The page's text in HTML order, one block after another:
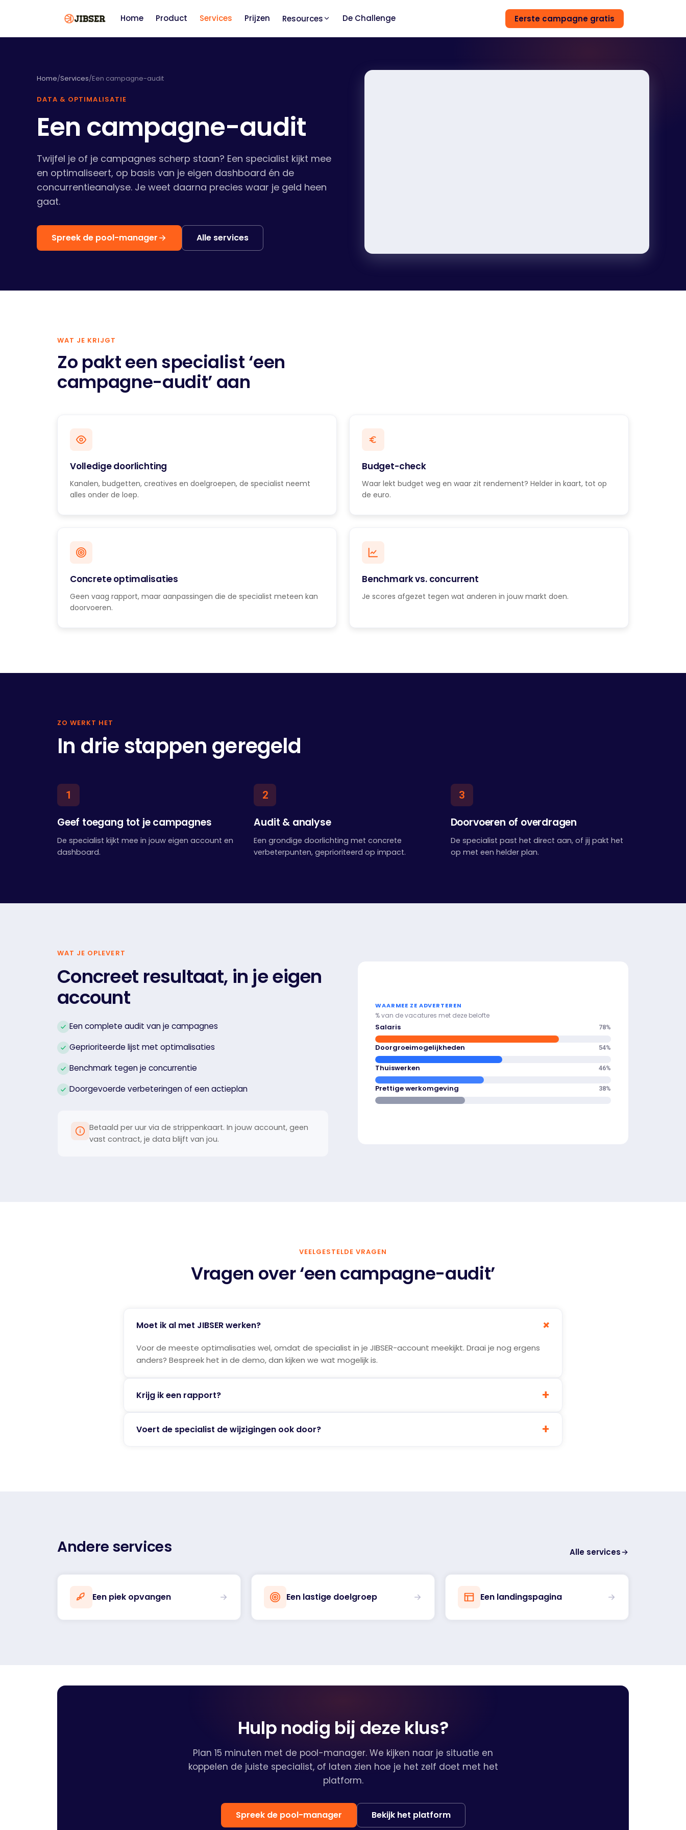
Home Product Services Prijzen Resources De Challenge Eerste campagne gratis
Home/Services/Een campagne-audit
DATA & OPTIMALISATIE
Een campagne-audit
Twijfel je of je campagnes scherp staan? Een specialist kijkt mee
en optimaliseert, op basis van je eigen dashboard én de
concurrentieanalyse. Je weet daarna precies waar je geld heen
gaat.
Spreek de pool-manager Alle services
WAT JE KRIJGT
Zo pakt een specialist ‘een
campagne-audit’ aan
Volledige doorlichting
Kanalen, budgetten, creatives en doelgroepen, de specialist neemt
alles onder de loep.
Budget-check
Waar lekt budget weg en waar zit rendement? Helder in kaart, tot op
de euro.
Concrete optimalisaties
Geen vaag rapport, maar aanpassingen die de specialist meteen kan
doorvoeren.
Benchmark vs. concurrent
Je scores afgezet tegen wat anderen in jouw markt doen.
ZO WERKT HET
In drie stappen geregeld
1
Geef toegang tot je campagnes
De specialist kijkt mee in jouw eigen account en
dashboard.
2
Audit & analyse
Een grondige doorlichting met concrete
verbeterpunten, geprioriteerd op impact.
3
Doorvoeren of overdragen
De specialist past het direct aan, of jij pakt het
op met een helder plan.
WAT JE OPLEVERT
Concreet resultaat, in je eigen
account
Een complete audit van je campagnes
Geprioriteerde lijst met optimalisaties
Benchmark tegen je concurrentie
Doorgevoerde verbeteringen of een actieplan
Betaald per uur via de strippenkaart. In jouw account, geen
vast contract, je data blijft van jou.
WAARMEE ZE ADVERTEREN
% van de vacatures met deze belofte
Salaris 78%
Doorgroeimogelijkheden 54%
Thuiswerken 46%
Prettige werkomgeving 38%
VEELGESTELDE VRAGEN
Vragen over ‘een campagne-audit’
Moet ik al met JIBSER werken? +
Voor de meeste optimalisaties wel, omdat de specialist in je JIBSER-account meekijkt. Draai je nog ergens
anders? Bespreek het in de demo, dan kijken we wat mogelijk is.
Krijg ik een rapport? +
Voert de specialist de wijzigingen ook door? +
Andere services Alle services
Een piek opvangen Een lastige doelgroep Een landingspagina
Hulp nodig bij deze klus?
Plan 15 minuten met de pool-manager. We kijken naar je situatie en
koppelen de juiste specialist, of laten zien hoe je het zelf doet met het
platform.
Spreek de pool-manager Bekijk het platform